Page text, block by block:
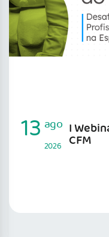
I
CFM
13 ago
2026